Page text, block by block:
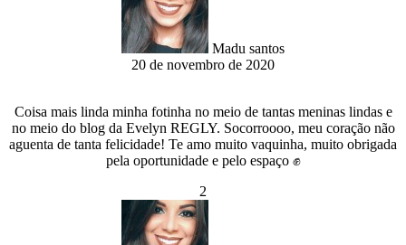
Madu santos
20 de novembro de 2020
Coisa mais linda minha fotinha no meio de tantas meninas lindas e
no meio do blog da Evelyn REGLY. Socorroooo, meu coração não
aguenta de tanta felicidade! Te amo muito vaquinha, muito obrigada
pela oportunidade e pelo espaço ✊
2